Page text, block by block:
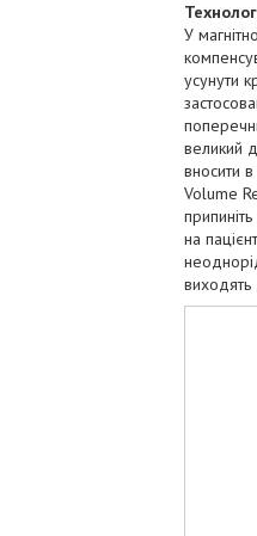
У
усунути
великий
вносити
Volume
на
виходять